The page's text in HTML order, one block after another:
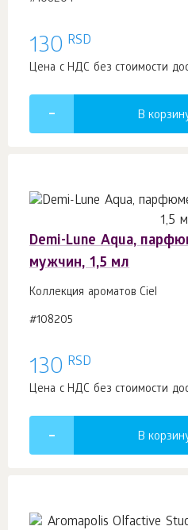
130 RSD
Цена с НДС без стоимости
В
Demi-Lune Aqua,
мужчин, 1,5 мл
Коллекция ароматов Ciel
#108205
130 RSD
Цена с НДС без стоимости
В